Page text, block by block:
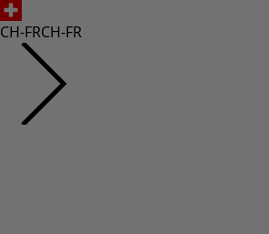
CH-FRCH-FR